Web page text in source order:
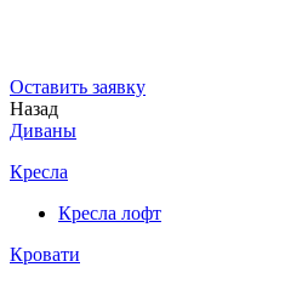
Оставить заявку
Назад
Диваны
Кресла
Кресла лофт
Кровати